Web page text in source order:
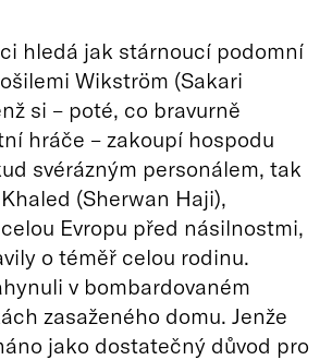
hledá jak stárnoucí podomní
Wikström (Sakari
si – poté, co bravurně
hráče – zakoupí hospodu
svérázným personálem, tak
(Sherwan Haji),
Evropu před násilnostmi,
o téměř celou rodinu.
v bombardovaném
zasaženého domu. Jenže
jako dostatečný důvod pro